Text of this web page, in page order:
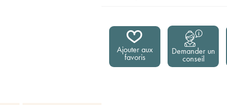
Ajouter aux
favoris
Demander un
conseil